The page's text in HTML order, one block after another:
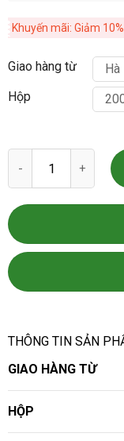
Khuyến mãi: Giảm 10%
Giao hàng từ
Hộp
Bơ Thực Vật Meizan
THÔNG TIN SẢN
GIAO HÀNG TỪ
HỘP